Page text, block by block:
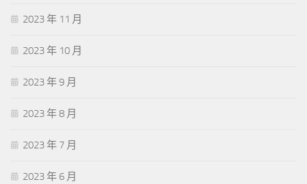
2023 年 11 月
2023 年 10 月
2023 年 9 月
2023 年 8 月
2023 年 7 月
2023 年 6 月